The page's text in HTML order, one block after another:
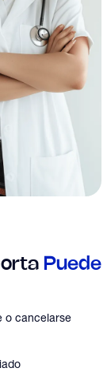
Puede
o cancelarse